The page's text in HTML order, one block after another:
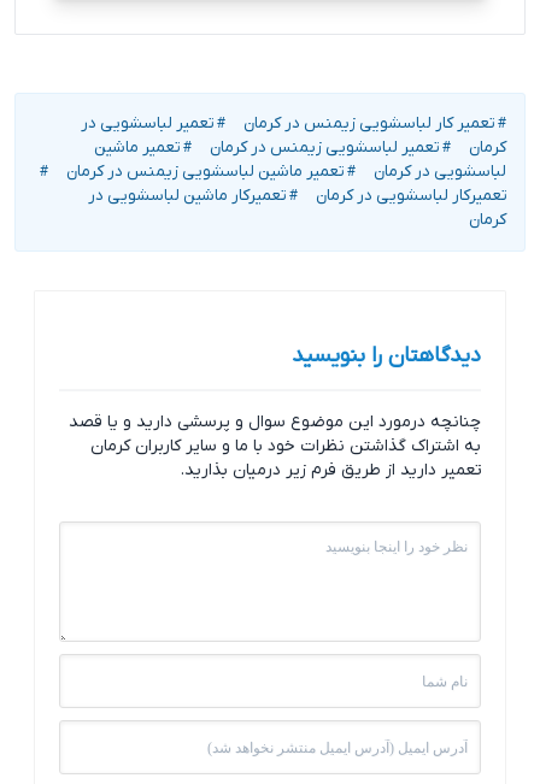
#تعمیر کار لباسشویی زیمنس در کرمان #تعمیر لباسشویی در
کرمان
#تعمیر لباسشویی زیمنس در کرمان #تعمیر ماشین
لباسشویی در کرمان
#تعمیر ماشین لباسشویی زیمنس در کرمان #
تعمیرکار لباسشویی در کرمان #تعمیرکار ماشین لباسشویی در
کرمان
دیدگاهتان را بنویسید
چنانچه درمورد این موضوع سوال و پرسشی دارید و یا قصد
به اشتراک گذاشتن نظرات خود با ما و سایر کاربران کرمان
تعمیر دارید از طریق فرم زیر درمیان بذارید.